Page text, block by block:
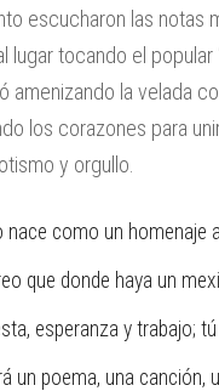
escucharon las notas
lugar tocando el popular
amenizando la velada
los corazones para
y orgullo.
nace como un homenaje
que donde haya un
esperanza y trabajo;
un poema, una canción,